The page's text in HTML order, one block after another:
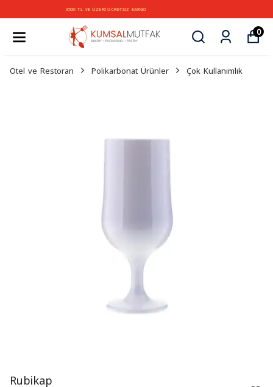
3500 TL VE ÜZERİ ÜCRETSİZ KARGO
0
Otel ve Restoran Polikarbonat Ürünler Çok Kullanımlık
Rubikap